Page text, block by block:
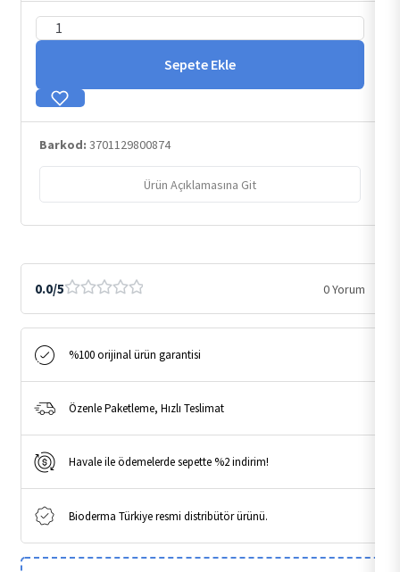
Photoderm
SPF50+
150ml
|
Leke
Karşıtı
adet
Sepete Ekle
Barkod: 3701129800874
Ürün Açıklamasına Git
0.0/5 0 Yorum
%100 orijinal ürün garantisi
Özenle Paketleme, Hızlı Teslimat
Havale ile ödemelerde sepette %2 indirim!
Bioderma Türkiye resmi distribütör ürünü.